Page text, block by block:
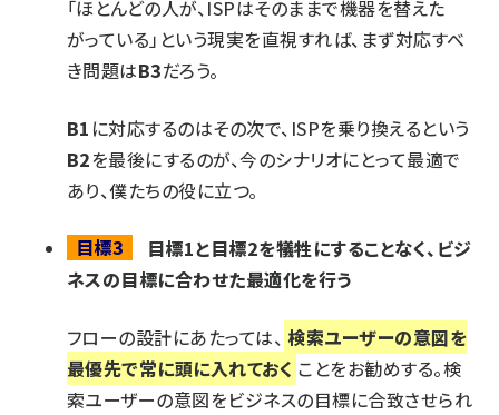
「ほとんどの人が、ISPはそのままで機器を替えた
がっている」という現実を直視すれば、まず対応すべ
き問題はB3だろう。
B1 に対応するのはその次で、ISPを乗り換えるという
B2を最後にするのが、今のシナリオにとって最適で
あり、僕たちの役に立つ。
目標3
目標1と目標2を犠牲にすることなく、ビジ
ネスの目標に合わせた最適化を行う
フローの設計にあたっては、 検索ユーザーの意図を
最優先で常に頭に入れておく ことをお勧めする。検
索ユーザーの意図をビジネスの目標に合致させられ